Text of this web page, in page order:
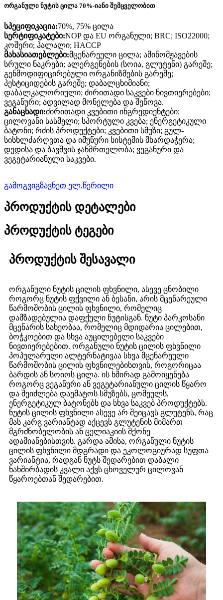
ორგანული ნუტის ცილა 70%-იანი შემცველობით
სპეციფიკაცია:70%, 75% ცილა
სერტიფიკატები:NOP და EU ორგანული; BRC; ISO22000;
კოშერი; ჰალალი; HACCP
მახასიათებლები:მცენარეული ცილა; ამინომჟავების
სრული ნაკრები; ალერგენების (სოია, გლუტენი) გარეშე;
გენმოდიფიცირებული ორგანიზმების გარეშე;
პესტიციდების გარეშე; დაბალცხიმიანი;
დაბალკალორიული; ძირითადი საკვები ნივთიერებები;
ვეგანური; ადვილად მონელება და შეწოვა.
განაცხადი:ძირითადი კვებითი ინგრედიენტები;
ცილოვანი სასმელი; სპორტული კვება; ენერგეტიკული
ბატონი; რძის პროდუქტები; კვებითი სმუზი; გულ-
სისხლძარღვთა და იმუნური სისტემის მხარდაჭერა;
დედისა და ბავშვის ჯანმრთელობა; ვეგანური და
ვეგეტარიანული საკვები.
გამოგვიგზავნეთ ელ.წერილი
პროდუქტის დეტალები
პროდუქტის ტეგები
პროდუქტის შესავალი
ორგანული ნუტის ცილის ფხვნილი, ასევე ცნობილი
როგორც ნუტის ფქვილი ან ბესანი, არის მცენარეული
წარმოშობის ცილის ფხვნილი, რომელიც
დამზადებულია დაფქული ნუტისგან. ნუტი პარკოსანი
მცენარის სახეობაა, რომელიც მდიდარია ცილებით,
ბოჭკოებით და სხვა აუცილებელი საკვები
ნივთიერებებით. ორგანული ნუტის ცილის ფხვნილი
პოპულარული ალტერნატივაა სხვა მცენარეული
წარმოშობის ცილის ფხვნილებისთვის, როგორიცაა
ბარდის ან სოიოს ცილა. ის ხშირად გამოიყენება
როგორც ვეგანური ან ვეგეტარიანული ცილის წყარო
და შეიძლება დაემატოს სმუზებს, ცომეულს,
ენერგეტიკულ ბატონებს და სხვა საკვებ პროდუქტებს.
ნუტის ცილის ფხვნილი ასევე არ შეიცავს გლუტენს, რაც
მას კარგ ვარიანტად აქცევს გლუტენის მიმართ
მგრძნობელობის ან ცელიაკიის მქონე
ადამიანებისთვის. გარდა ამისა, ორგანული ნუტის
ცილის ფხვნილი მდგრადი და ეკოლოგიურად სუფთა
ვარიანტია, რადგან ნუტს შედარებით დაბალი
ნახშირბადის კვალი აქვს ცხოველურ ცილოვან
წყაროებთან შედარებით.